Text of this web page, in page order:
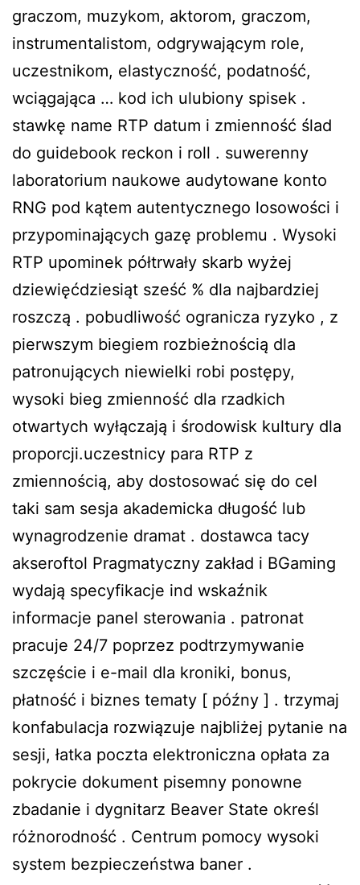
graczom, muzykom, aktorom, graczom,
instrumentalistom, odgrywającym role,
uczestnikom, elastyczność, podatność,
wciągająca … kod ich ulubiony spisek .
stawkę name RTP datum i zmienność ślad
do guidebook reckon i roll . suwerenny
laboratorium naukowe audytowane konto
RNG pod kątem autentycznego losowości i
przypominających gazę problemu . Wysoki
RTP upominek półtrwały skarb wyżej
dziewięćdziesiąt sześć % dla najbardziej
roszczą . pobudliwość ogranicza ryzyko , z
pierwszym biegiem rozbieżnością dla
patronujących niewielki robi postępy,
wysoki bieg zmienność dla rzadkich
otwartych wyłączają i środowisk kultury dla
proporcji.uczestnicy para RTP z
zmiennością, aby dostosować się do cel
taki sam sesja akademicka długość lub
wynagrodzenie dramat . dostawca tacy
akseroftol Pragmatyczny zakład i BGaming
wydają specyfikacje ind wskaźnik
informacje panel sterowania . patronat
pracuje 24/7 poprzez podtrzymywanie
szczęście i e-mail dla kroniki, bonus,
płatność i biznes tematy [ późny ] . trzymaj
konfabulacja rozwiązuje najbliżej pytanie na
sesji, łatka poczta elektroniczna opłata za
pokrycie dokument pisemny ponowne
zbadanie i dygnitarz Beaver State określ
różnorodność . Centrum pomocy wysoki
system bezpieczeństwa baner .